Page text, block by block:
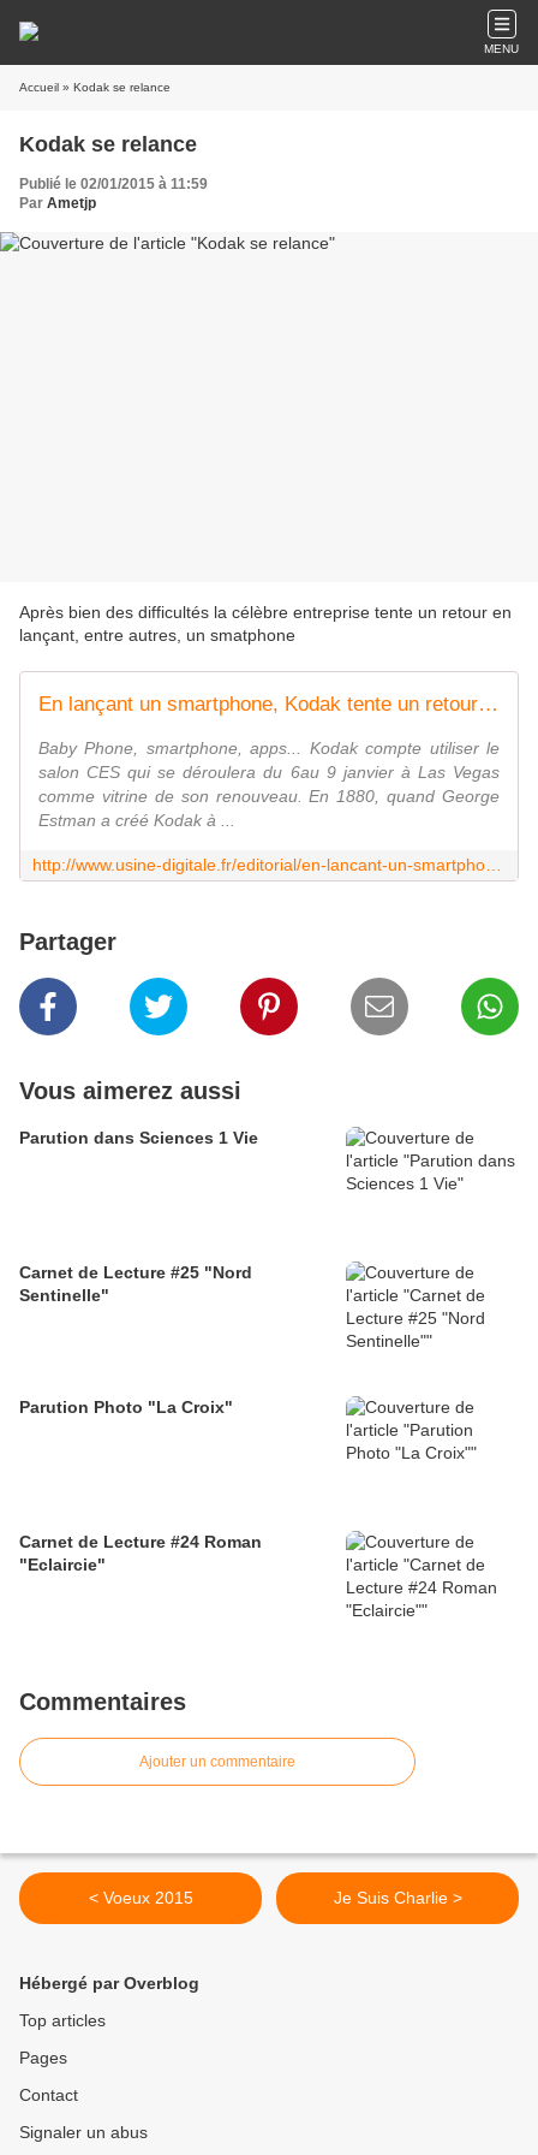
MENU
Accueil » Kodak se relance
Kodak se relance
Publié le 02/01/2015 à 11:59
Par Ametjp
Après bien des difficultés la célèbre entreprise tente un retour en
lançant, entre autres, un smatphone
En lançant un smartphone, Kodak tente un retour en grâce au CES
Baby Phone, smartphone, apps... Kodak compte utiliser le
salon CES qui se déroulera du 6au 9 janvier à Las Vegas
comme vitrine de son renouveau. En 1880, quand George
Estman a créé Kodak à ...
Partager
Vous aimerez aussi
Parution dans Sciences 1 Vie
Carnet de Lecture #25 "Nord
Sentinelle"
Parution Photo "La Croix"
Carnet de Lecture #24 Roman
"Eclaircie"
Commentaires
Ajouter un commentaire
< Voeux 2015 Je Suis Charlie >
Hébergé par Overblog
Top articles
Pages
Contact
Signaler un abus